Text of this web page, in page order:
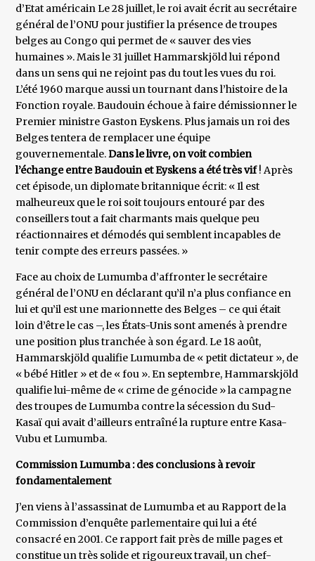
d’Etat américain Le 28 juillet, le roi avait écrit au secrétaire
général de l’ONU pour justifier la présence de troupes
belges au Congo qui permet de « sauver des vies
humaines ». Mais le 31 juillet Hammarskjöld lui répond
dans un sens qui ne rejoint pas du tout les vues du roi.
L’été 1960 marque aussi un tournant dans l’histoire de la
Fonction royale. Baudouin échoue à faire démissionner le
Premier ministre Gaston Eyskens. Plus jamais un roi des
Belges tentera de remplacer une équipe
gouvernementale.Dans le livre, on voit combien
l’échange entre Baudouin et Eyskens a été très vif! Après
cet épisode, un diplomate britannique écrit: « Il est
malheureux que le roi soit toujours entouré par des
conseillers tout a fait charmants mais quelque peu
réactionnaires et démodés qui semblent incapables de
tenir compte des erreurs passées. »
Face au choix de Lumumba d’affronter le secrétaire
général de l’ONU en déclarant qu’il n’a plus confiance en
lui et qu’il est une marionnette des Belges – ce qui était
loin d’être le cas –, les États-Unis sont amenés à prendre
une position plus tranchée à son égard. Le 18 août,
Hammarskjöld qualifie Lumumba de « petit dictateur », de
« bébé Hitler » et de « fou ». En septembre, Hammarskjöld
qualifie lui-même de « crime de génocide » la campagne
des troupes de Lumumba contre la sécession du Sud-
Kasaï qui avait d’ailleurs entraîné la rupture entre Kasa-
Vubu et Lumumba.
Commission Lumumba : des conclusions à revoir
fondamentalement
J’en viens à l’assassinat de Lumumba et au Rapport de la
Commission d’enquête parlementaire qui lui a été
consacré en 2001. Ce rapport fait près de mille pages et
constitue un très solide et rigoureux travail, un chef-